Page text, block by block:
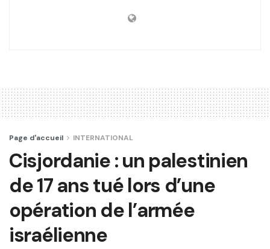
Page d'accueil INTERNATIONAL
Cisjordanie : un palestinien
de 17 ans tué lors d’une
opération de l’armée
israélienne